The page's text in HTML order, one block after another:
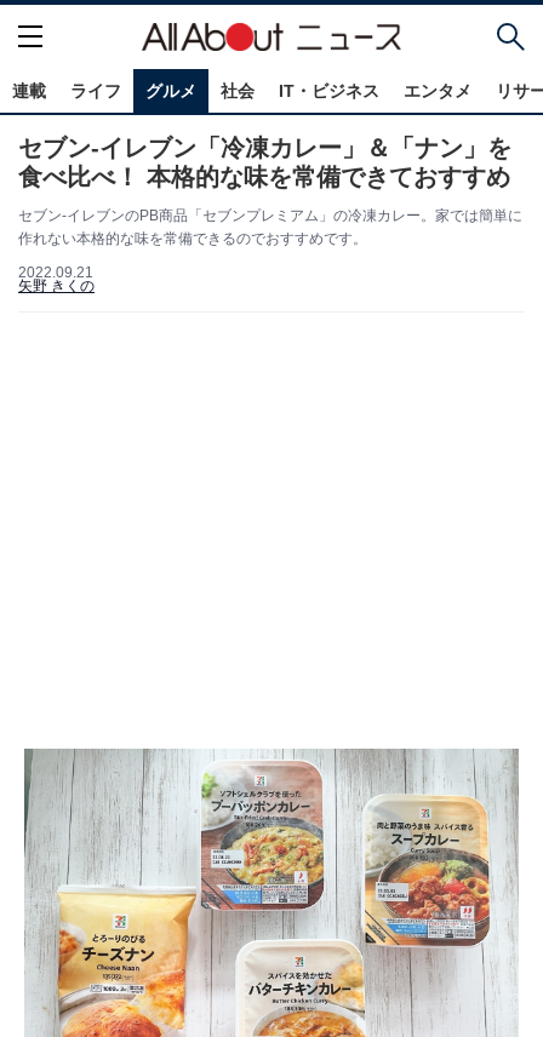
連載 ライフ グルメ 社会 IT・ビジネス エンタメ リサ
セブン-イレブン「冷凍カレー」＆「ナン」を
食べ比べ！ 本格的な味を常備できておすすめ
セブン-イレブンのPB商品「セブンプレミアム」の冷凍カレー。家では簡単に
作れない本格的な味を常備できるのでおすすめです。
2022.09.21
矢野 きくの